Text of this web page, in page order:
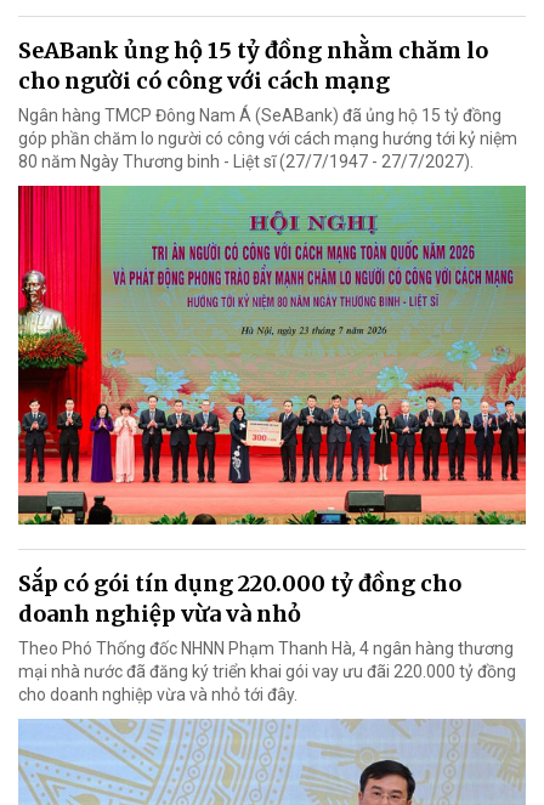
SeABank ủng hộ 15 tỷ đồng nhằm chăm lo
cho người có công với cách mạng
Ngân hàng TMCP Đông Nam Á (SeABank) đã ủng hộ 15 tỷ đồng
góp phần chăm lo người có công với cách mạng hướng tới kỷ niệm
80 năm Ngày Thương binh - Liệt sĩ (27/7/1947 - 27/7/2027).
Sắp có gói tín dụng 220.000 tỷ đồng cho
doanh nghiệp vừa và nhỏ
Theo Phó Thống đốc NHNN Phạm Thanh Hà, 4 ngân hàng thương
mại nhà nước đã đăng ký triển khai gói vay ưu đãi 220.000 tỷ đồng
cho doanh nghiệp vừa và nhỏ tới đây.